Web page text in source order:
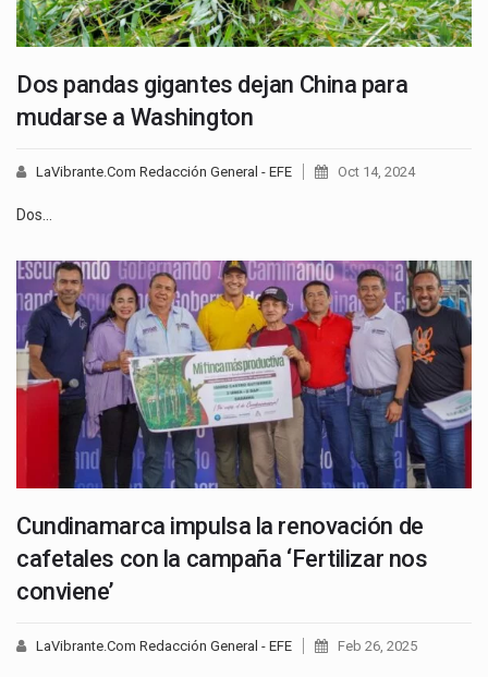
Dos pandas gigantes dejan China para
mudarse a Washington
LaVibrante.Com Redacción General - EFE Oct 14, 2024
Dos…
Cundinamarca impulsa la renovación de
cafetales con la campaña ‘Fertilizar nos
conviene’
LaVibrante.Com Redacción General - EFE Feb 26, 2025